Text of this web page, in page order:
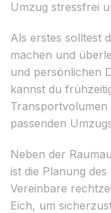
Umzug stressfrei
Als erstes solltest
machen und
und persönlichen
kannst du
Transportvolumen
passenden
Neben der
ist die Planung
Vereinbare
Eich, um